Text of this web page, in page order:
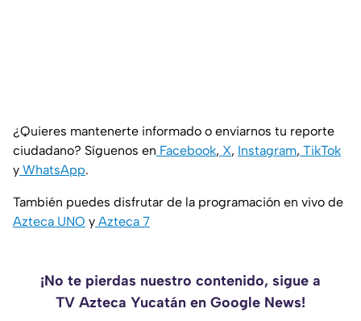
¿Quieres mantenerte informado o enviarnos tu reporte
ciudadano? Síguenos en Facebook, X, Instagram, TikTok
y WhatsApp.
También puedes disfrutar de la programación en vivo de
Azteca UNO y Azteca 7
¡No te pierdas nuestro contenido, sigue a
TV Azteca Yucatán en Google News!